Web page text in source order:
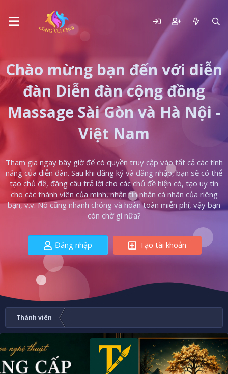
Chào mừng bạn đến với diễn
đàn Diễn đàn cộng đồng
Massage Sài Gòn và Hà Nội -
Việt Nam
Tham gia ngay bây giờ để có quyền truy cập vào tất cả các tính
năng của diễn đàn. Sau khi đăng ký và đăng nhập, bạn sẽ có thể
tạo chủ đề, đăng câu trả lời cho các chủ đề hiện có, tạo uy tín
cho các thành viên của mình, nhận tin nhắn cá nhân của riêng
bạn, v.v. Nó cũng nhanh chóng và hoàn toàn miễn phí, vậy bạn
còn chờ gì nữa?
Đăng nhập Tạo tài khoản
Thành viên